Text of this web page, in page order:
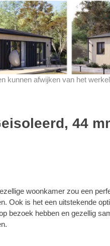
kunnen afwijken van het
44
woonkamer zou een
Ook is het een uitstekende
bezoek hebben en gezellig